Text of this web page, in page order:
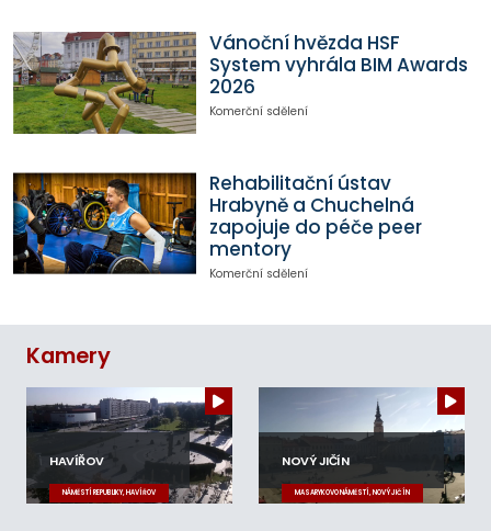
Vánoční hvězda HSF
System vyhrála BIM Awards
2026
Komerční sdělení
Rehabilitační ústav
Hrabyně a Chuchelná
zapojuje do péče peer
mentory
Komerční sdělení
Kamery
HAVÍŘOV
NÁMĚSTÍ REPUBLIKY, HAVÍŘOV
NOVÝ JIČÍN
MASARYKOVO NÁMĚSTÍ, NOVÝ JIČÍN